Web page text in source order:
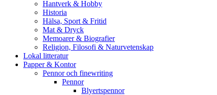
Hantverk & Hobby
Historia
Hälsa, Sport & Fritid
Mat & Dryck
Memoarer & Biografier
Religion, Filosofi & Naturvetenskap
Lokal litteratur
Papper & Kontor
Pennor och finewriting
Pennor
Blyertspennor